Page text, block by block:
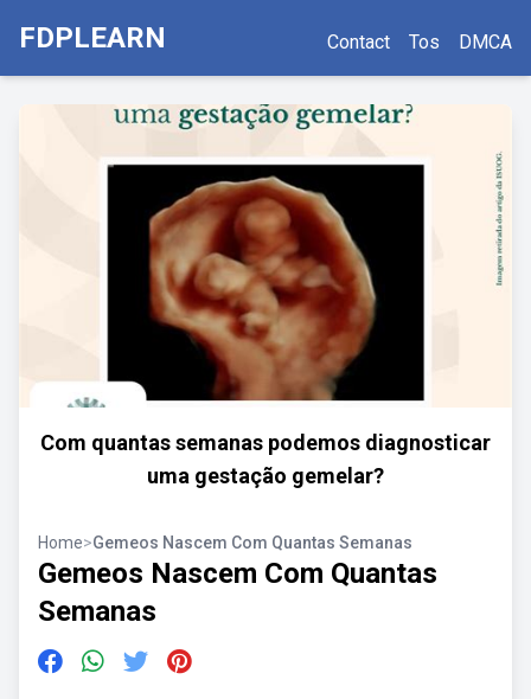
FDPLEARN Contact Tos DMCA
Com quantas semanas podemos diagnosticar
uma gestação gemelar?
Home>Gemeos Nascem Com Quantas Semanas
Gemeos Nascem Com Quantas
Semanas